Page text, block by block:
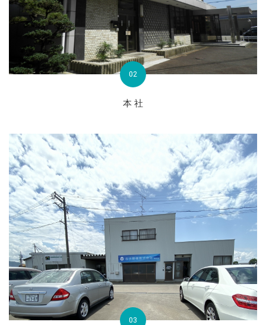
02
本 社
03